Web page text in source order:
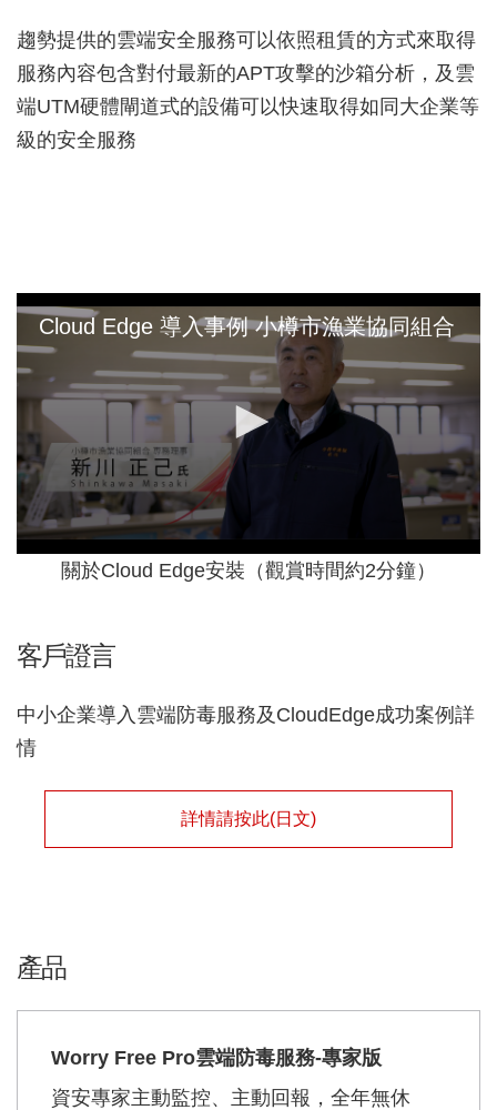
趨勢提供的雲端安全服務可以依照租賃的方式來取得
服務內容包含對付最新的APT攻擊的沙箱分析，及雲
端UTM硬體閘道式的設備可以快速取得如同大企業等
級的安全服務
Cloud Edge 導入事例 小樽市漁業協同組合
關於Cloud Edge安裝（觀賞時間約2分鐘）
客戶證言
中小企業導入雲端防毒服務及CloudEdge成功案例詳
情
詳情請按此(日文)
產品
Worry Free Pro雲端防毒服務-專家版
資安專家主動監控、主動回報，全年無休